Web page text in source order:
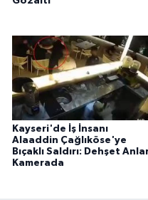
Kayseri'de İş İnsanı
Alaaddin Çağlıköse'ye
Bıçaklı Saldırı: Dehşet
Kamerada